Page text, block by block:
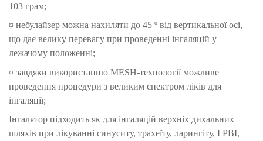
103 грам;
¤ небулайзер можна нахиляти до 45 º від вертикальної осі,
що дає велику перевагу при проведенні інгаляцій у
лежачому положенні;
¤ завдяки використанню MESH-технології можливе
проведення процедури з великим спектром ліків для
інгаляції;
Інгалятор підходить як для інгаляцій верхніх дихальних
шляхів при лікуванні синуситу, трахеїту, ларингіту, ГРВІ,